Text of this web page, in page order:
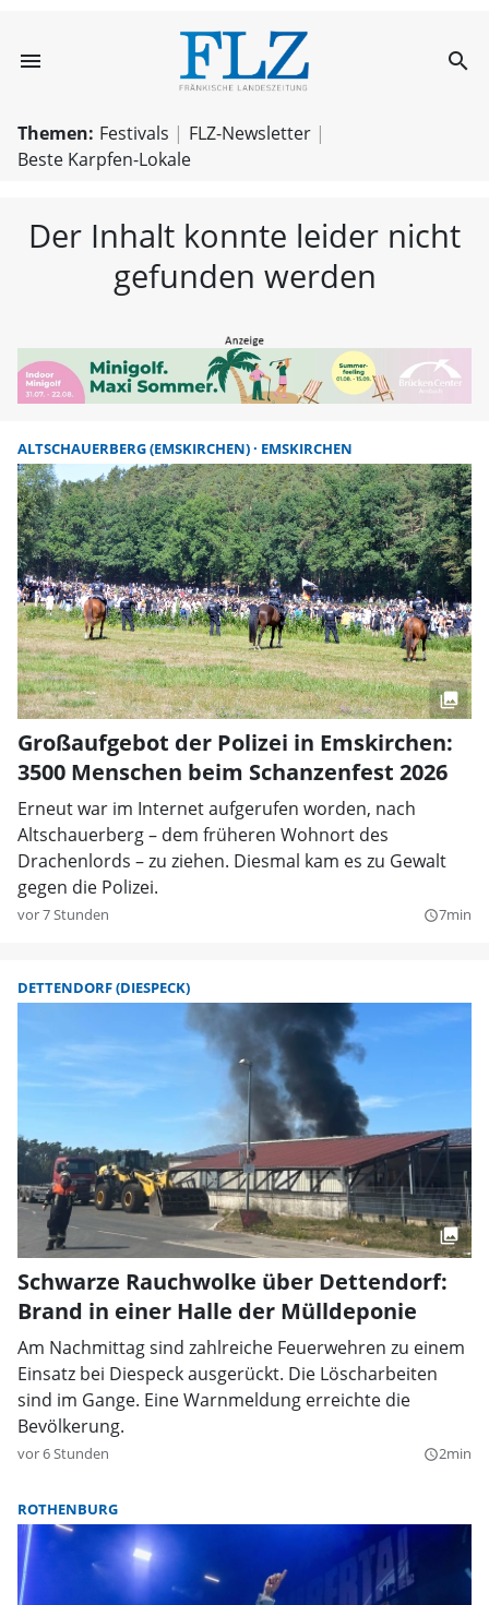
menu FLZ – search
Themen: Festivals
FLZ-Newsletter
Beste Karpfen-Lokale
Der Inhalt konnte leider nicht
gefunden werden
ALTSCHAUERBERG (EMSKIRCHEN) EMSKIRCHEN
Großaufgebot der Polizei in Emskirchen:
3500 Menschen beim Schanzenfest 2026
Erneut war im Internet aufgerufen worden, nach
Altschauerberg – dem früheren Wohnort des
Drachenlords – zu ziehen. Diesmal kam es zu Gewalt
gegen die Polizei.
vor 7 Stunden query_builder7min
DETTENDORF (DIESPECK)
Schwarze Rauchwolke über Dettendorf:
Brand in einer Halle der Mülldeponie
Am Nachmittag sind zahlreiche Feuerwehren zu einem
Einsatz bei Diespeck ausgerückt. Die Löscharbeiten
sind im Gange. Eine Warnmeldung erreichte die
Bevölkerung.
vor 6 Stunden query_builder2min
ROTHENBURG